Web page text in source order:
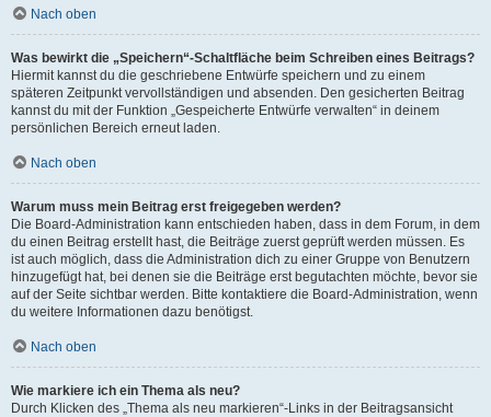
Nach oben
Was bewirkt die „Speichern“-Schaltfläche beim Schreiben eines Beitrags?
Hiermit kannst du die geschriebene Entwürfe speichern und zu einem
späteren Zeitpunkt vervollständigen und absenden. Den gesicherten Beitrag
kannst du mit der Funktion „Gespeicherte Entwürfe verwalten“ in deinem
persönlichen Bereich erneut laden.
Nach oben
Warum muss mein Beitrag erst freigegeben werden?
Die Board-Administration kann entschieden haben, dass in dem Forum, in dem
du einen Beitrag erstellt hast, die Beiträge zuerst geprüft werden müssen. Es
ist auch möglich, dass die Administration dich zu einer Gruppe von Benutzern
hinzugefügt hat, bei denen sie die Beiträge erst begutachten möchte, bevor sie
auf der Seite sichtbar werden. Bitte kontaktiere die Board-Administration, wenn
du weitere Informationen dazu benötigst.
Nach oben
Wie markiere ich ein Thema als neu?
Durch Klicken des „Thema als neu markieren“-Links in der Beitragsansicht